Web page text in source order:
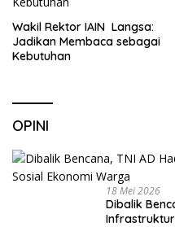
Wakil Rektor IAIN Langsa:
Jadikan Membaca sebagai
Kebutuhan
OPINI
18 Mei 2026
Dibalik
Infrastruktur